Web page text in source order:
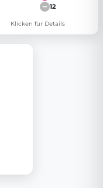
12
Klicken für Details